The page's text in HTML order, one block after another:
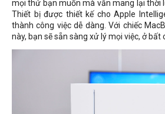
mọi thứ bạn muốn mà vẫn mang lại thời
Thiết bị được thiết kế cho Apple
thành công việc dễ dàng. Với chiếc
này, bạn sẽ sẵn sàng xử lý mọi việc, ở bất